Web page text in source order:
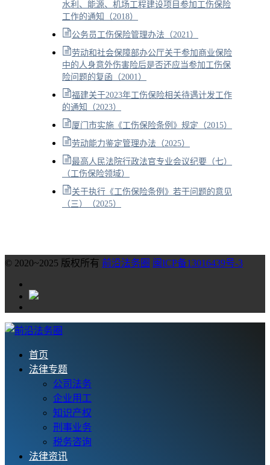
水利、能源、机场工程建设项目参加工伤保险
工作的通知（2018）
公务员工伤保险管理办法（2021）
劳动和社会保障部办公厅关于参加商业保险
中的人身意外伤害险后是否还应当参加工伤保
险问题的复函（2001）
福建关于2023年工伤保险相关待遇计发工作
的通知（2023）
厦门市实施《工伤保险条例》规定（2015）
劳动能力鉴定管理办法（2025）
最高人民法院行政法官专业会议纪要（七）
（工伤保险领域）
关于执行《工伤保险条例》若干问题的意见
（三）（2025）
© 2020~2025 版权所有 前沿法务圈 闽ICP备13016439号-3
首页
法律专题
公司法务
企业用工
知识产权
刑事业务
税务咨询
法律资讯